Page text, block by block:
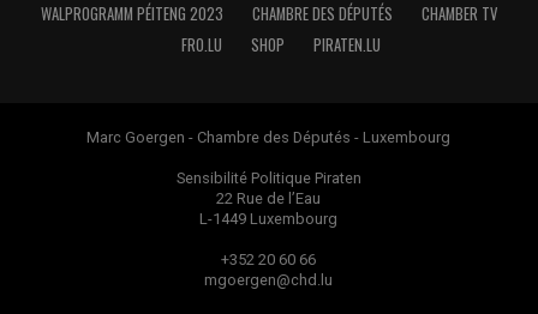
WALPROGRAMM PÉITENG 2023 CHAMBRE DES DÉPUTÉS
CHAMBER TV
FRO.LU
SHOP PIRATEN.LU
Marc Goergen - Chambre des Députés - Luxembourg
Sensibilité Politique Piraten
22 Rue de l’Eau
L-1449 Luxembourg
+352 20 60 66
mgoergen@chd.lu